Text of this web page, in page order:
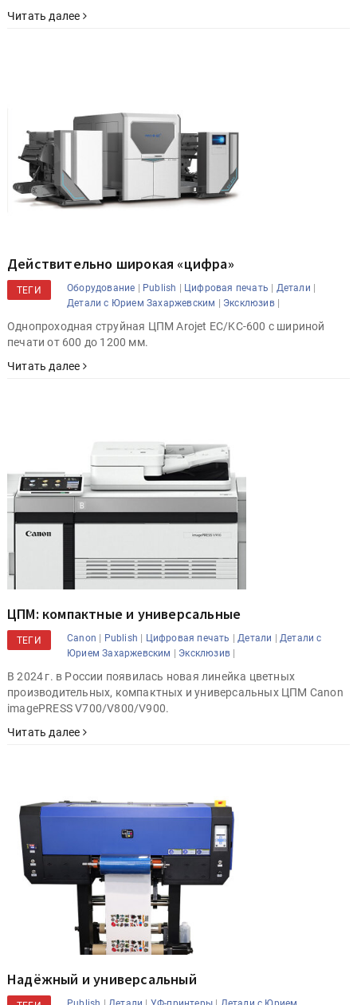
Читать далее
Действительно широкая «цифра»
ТЕГИ Оборудование | Publish | Цифровая печать | Детали |
Детали с Юрием Захаржевским | Эксклюзив|
Однопроходная струйная ЦПМ Arojet EC/KC-600 с шириной
печати от 600 до 1200 мм.
Читать далее
ЦПМ: компактные и универсальные
ТЕГИ Canon | Publish | Цифровая печать | Детали | Детали с
Юрием Захаржевским | Эксклюзив |
В 2024 г. в России появилась новая линейка цветных
производительных, компактных и универсальных ЦПМ Canon
imagePRESS V700/V800/V900.
Читать далее
Надёжный и универсальный